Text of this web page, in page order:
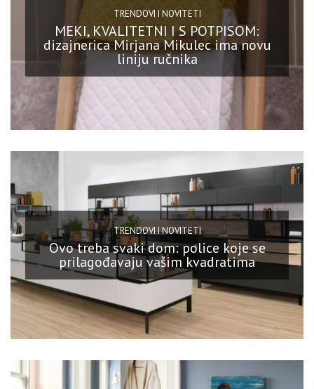
TRENDOVI I NOVITETI
MEKI, KVALITETNI I S POTPISOM:
dizajnerica Mirjana Mikulec ima novu
liniju ručnika
TRENDOVI I NOVITETI
Ovo treba svaki dom: police koje se
prilagođavaju vašim kvadratima